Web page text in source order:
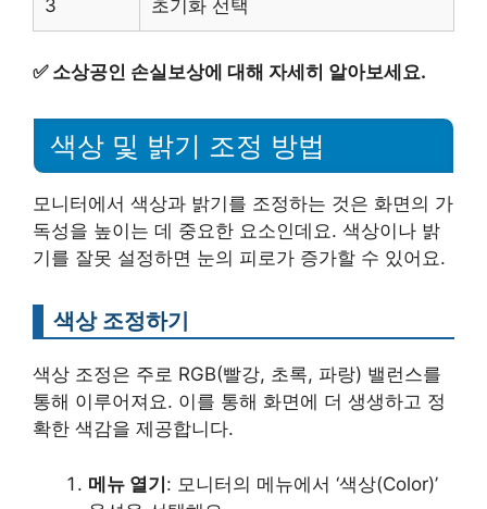
3 초기화 선택
✅ 소상공인 손실보상에 대해 자세히 알아보세요.
색상 및 밝기 조정 방법
모니터에서 색상과 밝기를 조정하는 것은 화면의 가
독성을 높이는 데 중요한 요소인데요. 색상이나 밝
기를 잘못 설정하면 눈의 피로가 증가할 수 있어요.
색상 조정하기
색상 조정은 주로 RGB(빨강, 초록, 파랑) 밸런스를
통해 이루어져요. 이를 통해 화면에 더 생생하고 정
확한 색감을 제공합니다.
메뉴 열기: 모니터의 메뉴에서 ‘색상(Color)’